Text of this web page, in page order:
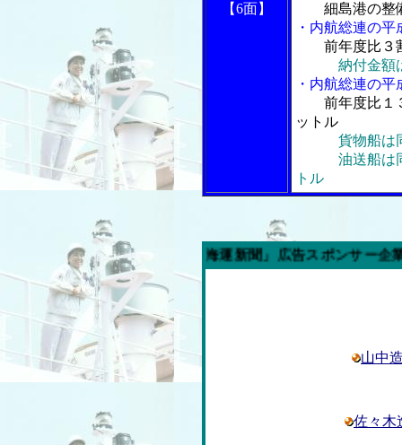
【6面】
細島港の整
・内航総連の
前年度比３
納付金額
・内航総連の
前年度比１
ットル
貨物船は
油送船は同
トル
今週の「内航海運新聞」広告スポンサー企業
山中
佐々木